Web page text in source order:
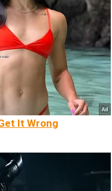
It Wrong